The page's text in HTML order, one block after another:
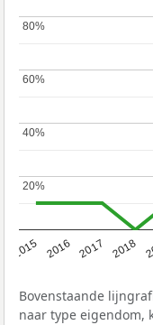
2015 2016 2017 2018
20%
20%
40%
40%
60%
60%
80%
80%
Bovenstaande
naar type eigendom,